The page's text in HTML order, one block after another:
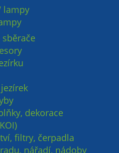
lampy
dekorace
filtry, čerpadla
nářadí, nádoby